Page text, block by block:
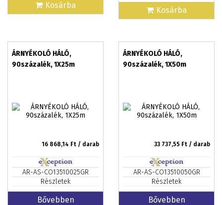
Kosárba
Kosárba
ÁRNYÉKOLÓ HÁLÓ,
90százalék, 1X25m
16 868,14 Ft / darab
AR-AS-CO13510025GR
Részletek
Bővebben
ÁRNYÉKOLÓ HÁLÓ,
90százalék, 1X50m
33 737,55 Ft / darab
AR-AS-CO13510050GR
Részletek
Bővebben